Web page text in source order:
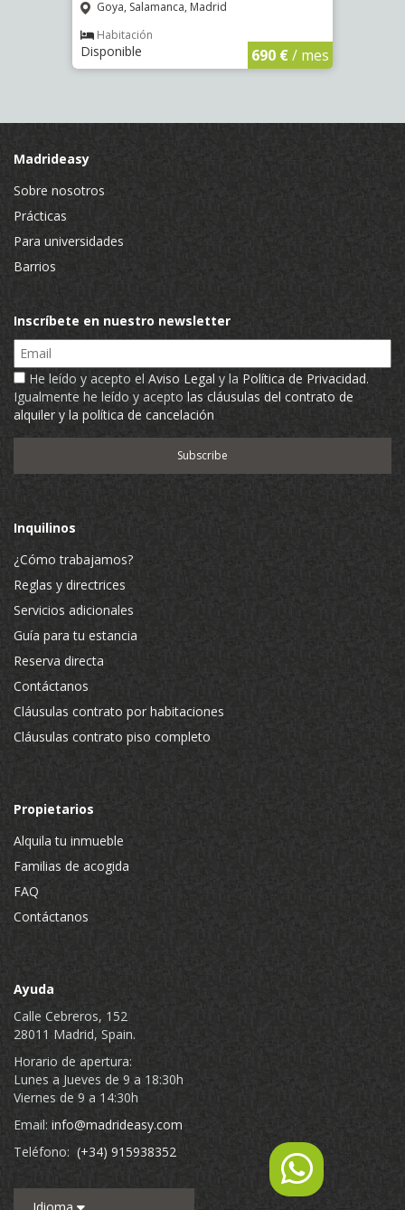
Goya, Salamanca, Madrid
Habitación
Disponible 690 €/ mes
Madrideasy
Sobre nosotros
Prácticas
Para universidades
Barrios
Inscríbete en nuestro newsletter
Email
He leído y acepto el Aviso Legal y la Política de Privacidad.
Igualmente he leído y acepto las cláusulas del contrato de
alquiler y la política de cancelación
Inquilinos
¿Cómo trabajamos?
Reglas y directrices
Servicios adicionales
Guía para tu estancia
Reserva directa
Contáctanos
Cláusulas contrato por habitaciones
Cláusulas contrato piso completo
Propietarios
Alquila tu inmueble
Familias de acogida
FAQ
Contáctanos
Ayuda
Calle Cebreros, 152
28011 Madrid, Spain.
Horario de apertura:
Lunes a Jueves de 9 a 18:30h
Viernes de 9 a 14:30h
Email: info@madrideasy.com
Teléfono: (+34) 915938352